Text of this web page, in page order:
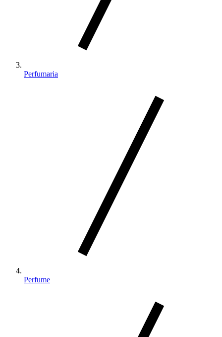
Perfumaria
Perfume